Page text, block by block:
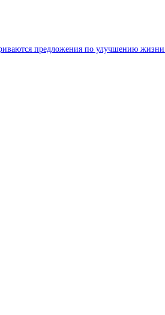
предложения по улучшению